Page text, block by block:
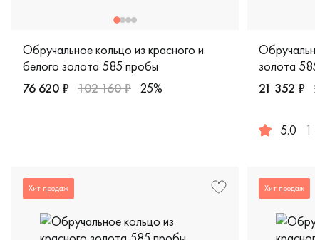
Обручальное кольцо из красного и
белого золота 585 пробы
Женские, мужские, парные, красное и белое золото
76 620 ₽ 102 160 ₽ 25%
золота
21 352 ₽
5.0
Хит продаж Хит продаж